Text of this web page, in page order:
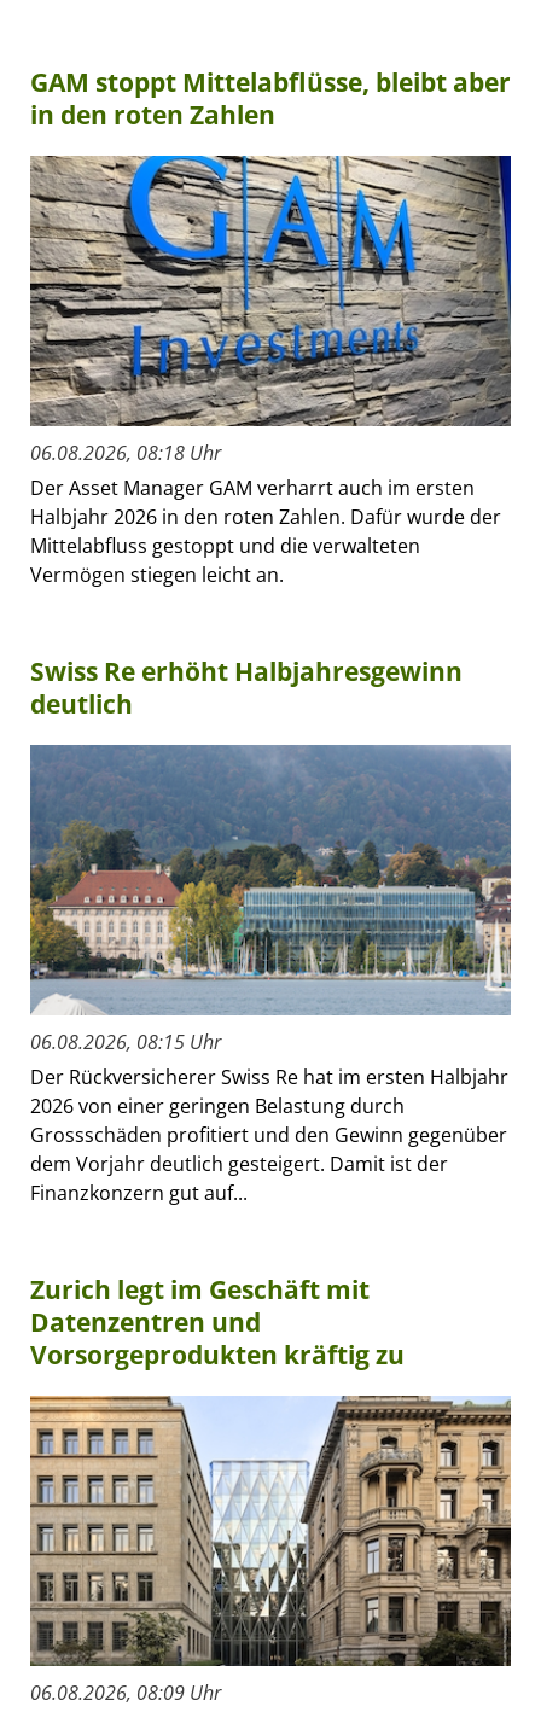
GAM stoppt Mittelabflüsse, bleibt aber
in den roten Zahlen
06.08.2026, 08:18 Uhr
Der Asset Manager GAM verharrt auch im ersten
Halbjahr 2026 in den roten Zahlen. Dafür wurde der
Mittelabfluss gestoppt und die verwalteten
Vermögen stiegen leicht an.
Swiss Re erhöht Halbjahresgewinn
deutlich
06.08.2026, 08:15 Uhr
Der Rückversicherer Swiss Re hat im ersten Halbjahr
2026 von einer geringen Belastung durch
Grossschäden profitiert und den Gewinn gegenüber
dem Vorjahr deutlich gesteigert. Damit ist der
Finanzkonzern gut auf...
Zurich legt im Geschäft mit
Datenzentren und
Vorsorgeprodukten kräftig zu
06.08.2026, 08:09 Uhr